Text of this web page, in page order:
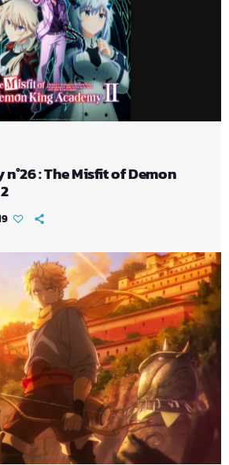
: The Misfit of Demon